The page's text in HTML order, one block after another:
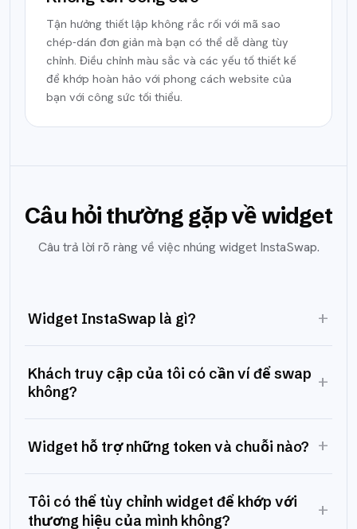
Tận hưởng thiết lập không rắc rối với mã sao
chép-dán đơn giản mà bạn có thể dễ dàng tùy
chỉnh. Điều chỉnh màu sắc và các yếu tố thiết kế
để khớp hoàn hảo với phong cách website của
bạn với công sức tối thiểu.
Câu hỏi thường gặp về widget
Câu trả lời rõ ràng về việc nhúng widget InstaSwap.
Widget InstaSwap là gì? +
Khách truy cập của tôi có cần ví để swap
không?
+
Widget hỗ trợ những token và chuỗi nào? +
Tôi có thể tùy chỉnh widget để khớp với
thương hiệu của mình không?
+